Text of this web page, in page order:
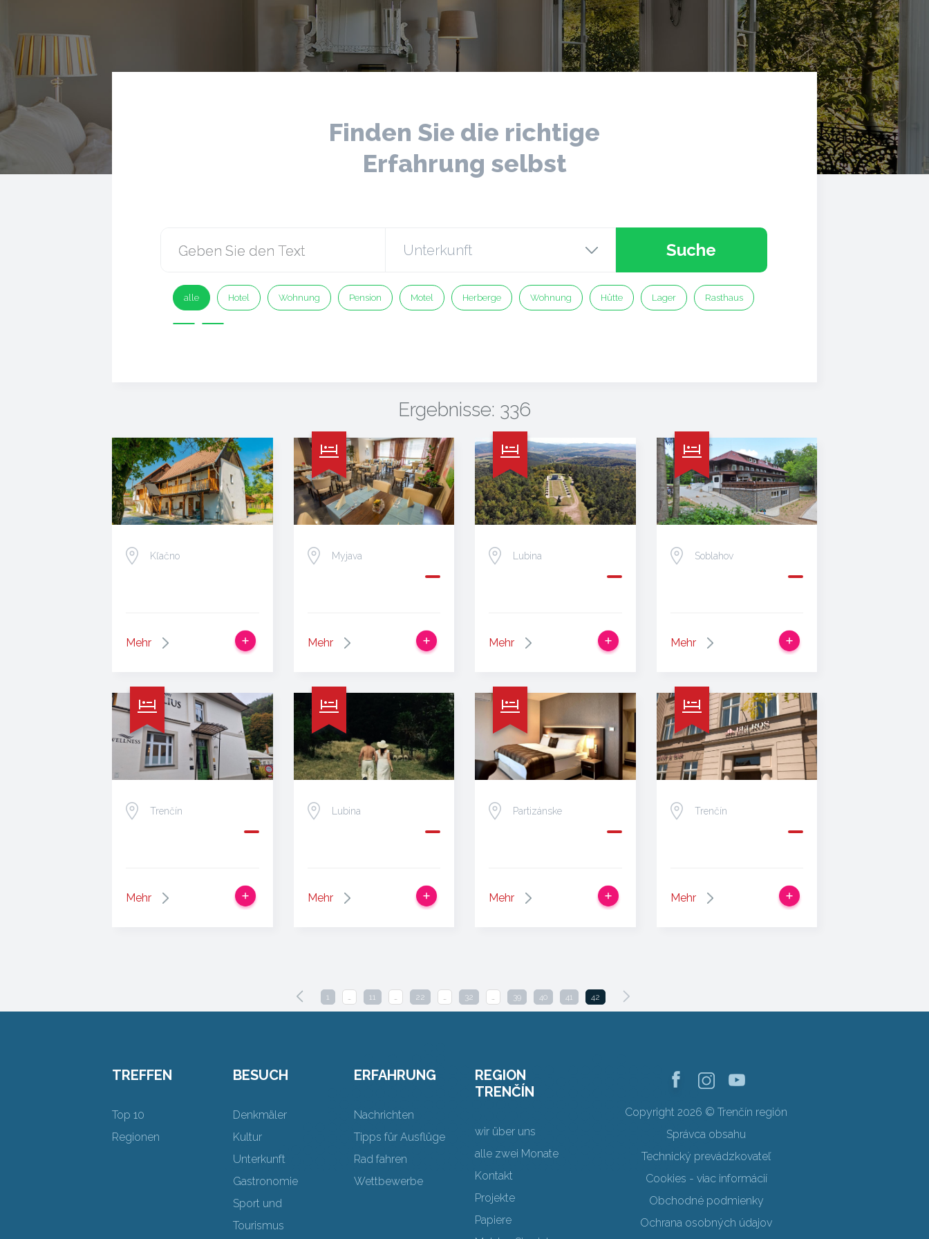
Finden Sie die richtige
Erfahrung selbst
Suche
alle Hotel Wohnung Pension Motel Herberge Wohnung Hütte Lager Rasthaus
Ergebnisse: 336
Kľačno
Mehr
Myjava
Mehr
Lubina
Mehr
Soblahov
Mehr
Trenčín
Mehr
Lubina
Mehr
Partizánske
Mehr
Trenčín
Mehr
1 … 11 … 22 … 32 … 39 40 41 42
TREFFEN
Top 10
Regionen
BESUCH
Denkmäler
Kultur
Unterkunft
Gastronomie
Sport und
Tourismus
ERFAHRUNG
Nachrichten
Tipps für Ausflüge
Rad fahren
Wettbewerbe
REGION
TRENČÍN
wir über uns
alle zwei Monate
Kontakt
Projekte
Papiere
Copyright 2026 © Trenčín región
Správca obsahu
Technický prevádzkovateľ
Cookies - viac informácií
Obchodné podmienky
Ochrana osobných údajov